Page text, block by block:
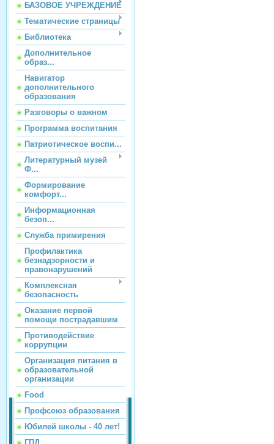
БАЗОВОЕ УЧРЕЖДЕНИЕ
Тематические страницы
Библиотека
Дополнительное
образ...
Навигатор
дополнительного
образования
Разговоры о важном
Программа воспитания
Патриотическое воспи...
Литературный музей
Ф...
Формирование
комфорт...
Информационная
безоп...
Служба примирения
Профилактика
безнадзорности и
правонарушений
Комплексная
безопасность
Оказание первой
помощи пострадавшим
Противодействие
коррупции
Организация питания в
образовательной
организации
Food
Профсоюз образования
Юбилей школы - 40 лет!